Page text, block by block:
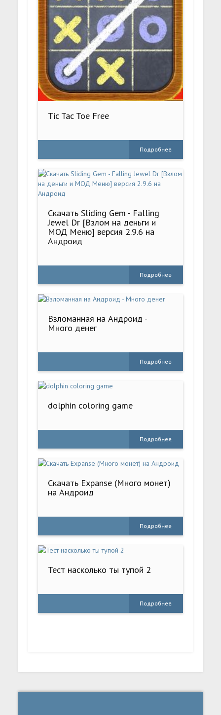
Tic Tac Toe Free
Подробнее
Скачать Sliding Gem - Falling
Jewel Dr [Взлом на деньги и
МОД Меню] версия 2.9.6 на
Андроид
Подробнее
Взломанная на Андроид -
Много денег
Подробнее
dolphin coloring game
Подробнее
Скачать Expanse (Много монет)
на Андроид
Подробнее
Тест насколько ты тупой 2
Подробнее